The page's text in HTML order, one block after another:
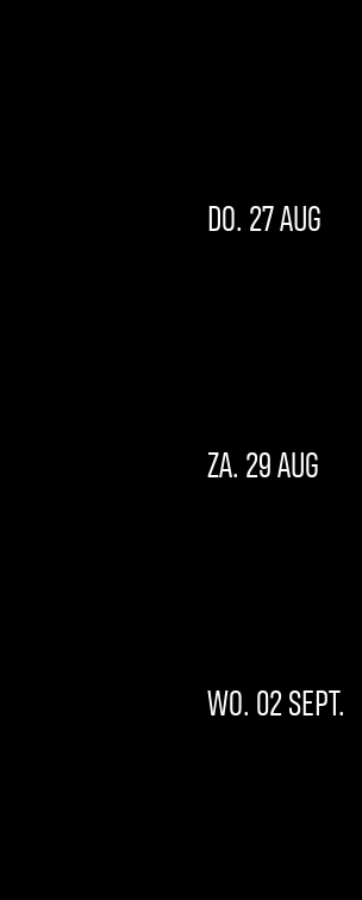
DO. 27 AUG
ZA. 29 AUG
WO. 02 SEPT.